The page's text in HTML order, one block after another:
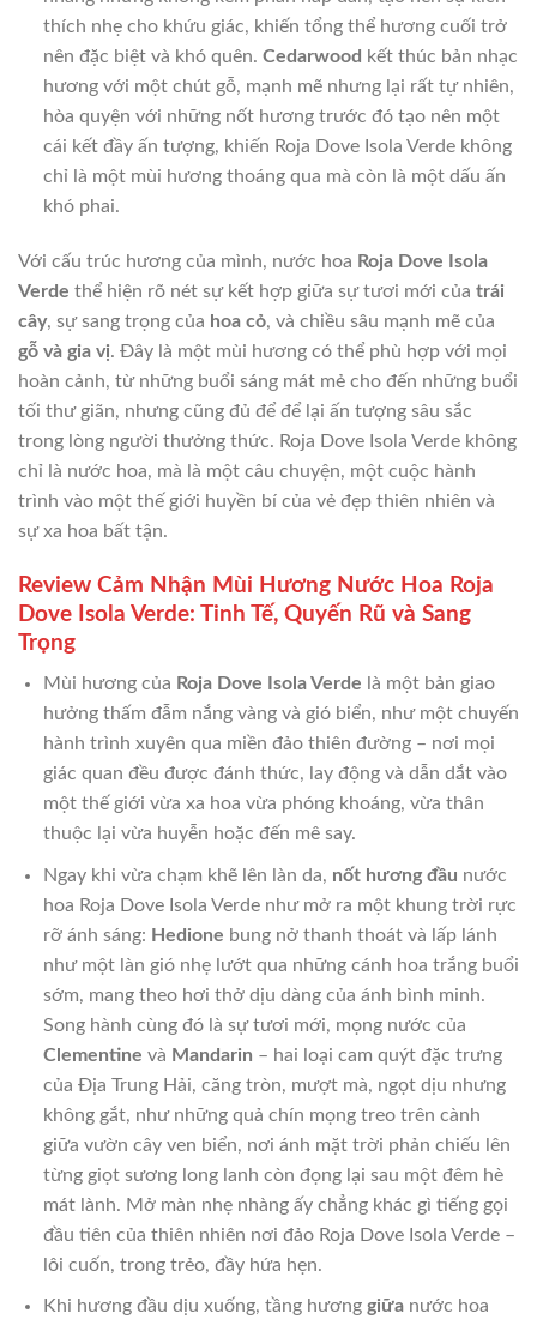
thích nhẹ cho khứu giác, khiến tổng thể hương cuối trở
nên đặc biệt và khó quên. Cedarwood kết thúc bản nhạc
hương với một chút gỗ, mạnh mẽ nhưng lại rất tự nhiên,
hòa quyện với những nốt hương trước đó tạo nên một
cái kết đầy ấn tượng, khiến Roja Dove Isola Verde không
chỉ là một mùi hương thoáng qua mà còn là một dấu ấn
khó phai.
Với cấu trúc hương của mình, nước hoa Roja Dove Isola
Verde thể hiện rõ nét sự kết hợp giữa sự tươi mới của trái
cây, sự sang trọng của hoa cỏ, và chiều sâu mạnh mẽ của
gỗ và gia vị. Đây là một mùi hương có thể phù hợp với mọi
hoàn cảnh, từ những buổi sáng mát mẻ cho đến những buổi
tối thư giãn, nhưng cũng đủ để để lại ấn tượng sâu sắc
trong lòng người thưởng thức. Roja Dove Isola Verde không
chỉ là nước hoa, mà là một câu chuyện, một cuộc hành
trình vào một thế giới huyền bí của vẻ đẹp thiên nhiên và
sự xa hoa bất tận.
Review Cảm Nhận Mùi Hương Nước Hoa Roja
Dove Isola Verde: Tinh Tế, Quyến Rũ và Sang
Trọng
Mùi hương của Roja Dove Isola Verde là một bản giao
hưởng thấm đẫm nắng vàng và gió biển, như một chuyến
hành trình xuyên qua miền đảo thiên đường – nơi mọi
giác quan đều được đánh thức, lay động và dẫn dắt vào
một thế giới vừa xa hoa vừa phóng khoáng, vừa thân
thuộc lại vừa huyễn hoặc đến mê say.
Ngay khi vừa chạm khẽ lên làn da, nốt hương đầu nước
hoa Roja Dove Isola Verde như mở ra một khung trời rực
rỡ ánh sáng: Hedione bung nở thanh thoát và lấp lánh
như một làn gió nhẹ lướt qua những cánh hoa trắng buổi
sớm, mang theo hơi thở dịu dàng của ánh bình minh.
Song hành cùng đó là sự tươi mới, mọng nước của
Clementine và Mandarin – hai loại cam quýt đặc trưng
của Địa Trung Hải, căng tròn, mượt mà, ngọt dịu nhưng
không gắt, như những quả chín mọng treo trên cành
giữa vườn cây ven biển, nơi ánh mặt trời phản chiếu lên
từng giọt sương long lanh còn đọng lại sau một đêm hè
mát lành. Mở màn nhẹ nhàng ấy chẳng khác gì tiếng gọi
đầu tiên của thiên nhiên nơi đảo Roja Dove Isola Verde –
lôi cuốn, trong trẻo, đầy hứa hẹn.
Khi hương đầu dịu xuống, tầng hương giữanước hoa